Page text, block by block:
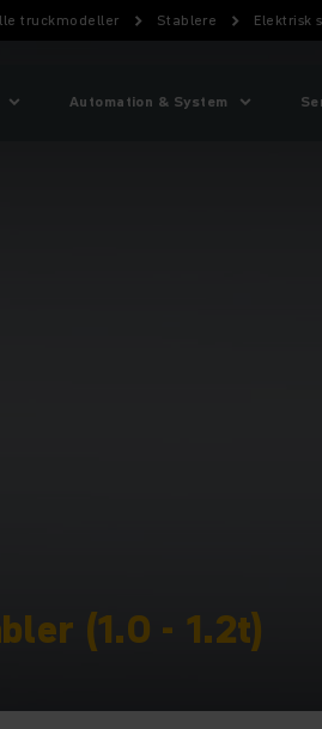
truckmodeller Stablere Elektrisk
Automation & System
(1.0 - 1.2t)